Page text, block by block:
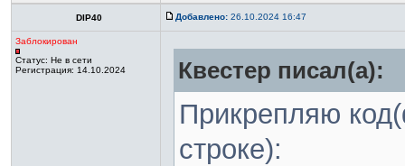
DIP40 Добавлено: 26.10.2024 16:47
Заблокирован
Статус: Не в сети
Регистрация: 14.10.2024
Квестер писал(а):
Прикрепляю
строке):